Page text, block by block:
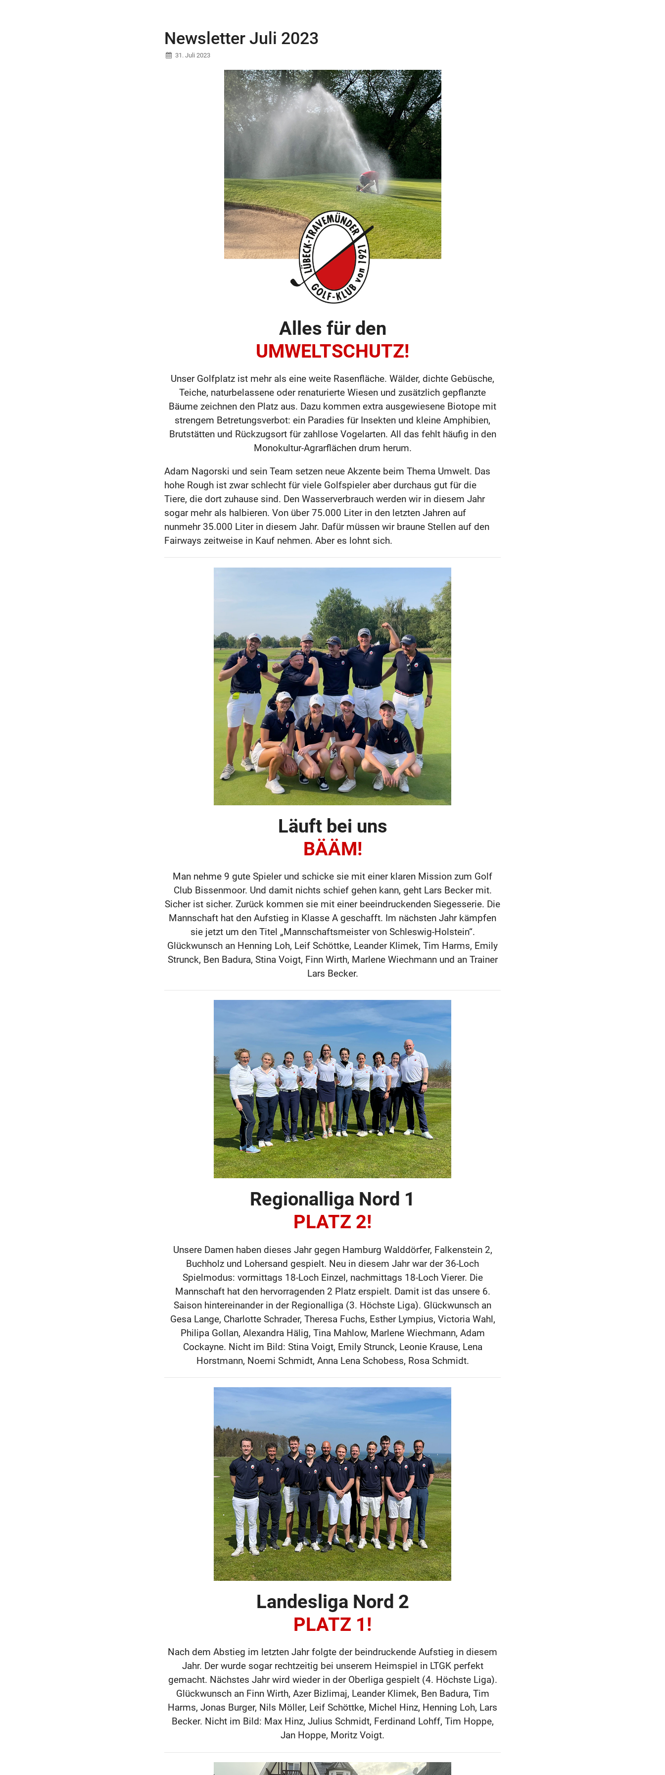
Newsletter Juli 2023
31. Juli 2023
Alles für den
UMWELTSCHUTZ!
Unser Golfplatz ist mehr als eine weite Rasenfläche. Wälder, dichte Gebüsche,
Teiche, naturbelassene oder renaturierte Wiesen und zusätzlich gepflanzte
Bäume zeichnen den Platz aus. Dazu kommen extra ausgewiesene Biotope mit
strengem Betretungsverbot: ein Paradies für Insekten und kleine Amphibien,
Brutstätten und Rückzugsort für zahllose Vogelarten. All das fehlt häufig in den
Monokultur-Agrarflächen drum herum.
Adam Nagorski und sein Team setzen neue Akzente beim Thema Umwelt. Das
hohe Rough ist zwar schlecht für viele Golfspieler aber durchaus gut für die
Tiere, die dort zuhause sind. Den Wasserverbrauch werden wir in diesem Jahr
sogar mehr als halbieren. Von über 75.000 Liter in den letzten Jahren auf
nunmehr 35.000 Liter in diesem Jahr. Dafür müssen wir braune Stellen auf den
Fairways zeitweise in Kauf nehmen. Aber es lohnt sich.
Läuft bei uns
BÄÄM!
Man nehme 9 gute Spieler und schicke sie mit einer klaren Mission zum Golf
Club Bissenmoor. Und damit nichts schief gehen kann, geht Lars Becker mit.
Sicher ist sicher. Zurück kommen sie mit einer beeindruckenden Siegesserie. Die
Mannschaft hat den Aufstieg in Klasse A geschafft. Im nächsten Jahr kämpfen
sie jetzt um den Titel „Mannschaftsmeister von Schleswig-Holstein“.
Glückwunsch an Henning Loh, Leif Schöttke, Leander Klimek, Tim Harms, Emily
Strunck, Ben Badura, Stina Voigt, Finn Wirth, Marlene Wiechmann und an Trainer
Lars Becker.
Regionalliga Nord 1
PLATZ 2!
Unsere Damen haben dieses Jahr gegen Hamburg Walddörfer, Falkenstein 2,
Buchholz und Lohersand gespielt. Neu in diesem Jahr war der 36-Loch
Spielmodus: vormittags 18-Loch Einzel, nachmittags 18-Loch Vierer. Die
Mannschaft hat den hervorragenden 2 Platz erspielt. Damit ist das unsere 6.
Saison hintereinander in der Regionalliga (3. Höchste Liga). Glückwunsch an
Gesa Lange, Charlotte Schrader, Theresa Fuchs, Esther Lympius, Victoria Wahl,
Philipa Gollan, Alexandra Hälig, Tina Mahlow, Marlene Wiechmann, Adam
Cockayne. Nicht im Bild: Stina Voigt, Emily Strunck, Leonie Krause, Lena
Horstmann, Noemi Schmidt, Anna Lena Schobess, Rosa Schmidt.
Landesliga Nord 2
PLATZ 1!
Nach dem Abstieg im letzten Jahr folgte der beindruckende Aufstieg in diesem
Jahr. Der wurde sogar rechtzeitig bei unserem Heimspiel in LTGK perfekt
gemacht. Nächstes Jahr wird wieder in der Oberliga gespielt (4. Höchste Liga).
Glückwunsch an Finn Wirth, Azer Bizlimaj, Leander Klimek, Ben Badura, Tim
Harms, Jonas Burger, Nils Möller, Leif Schöttke, Michel Hinz, Henning Loh, Lars
Becker. Nicht im Bild: Max Hinz, Julius Schmidt, Ferdinand Lohff, Tim Hoppe,
Jan Hoppe, Moritz Voigt.